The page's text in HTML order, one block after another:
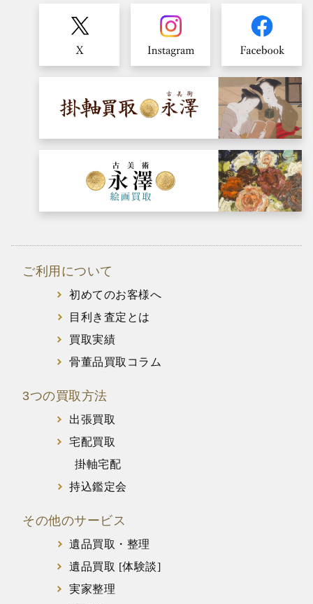
ご利用について
初めてのお客様へ
目利き査定とは
買取実績
骨董品買取コラム
3つの買取方法
出張買取
宅配買取
掛軸宅配
持込鑑定会
その他のサービス
遺品買取・整理
遺品買取 [体験談]
実家整理